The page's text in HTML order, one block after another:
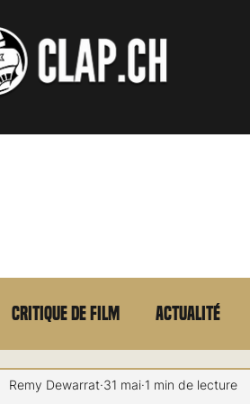
Critique de film Actualité
Laurent Scherlen Memento
Remy Dewarrat 31 mai 1 min de lecture